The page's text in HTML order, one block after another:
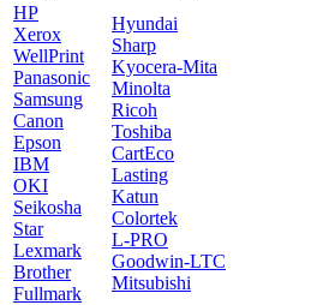
HP
Xerox
WellPrint
Panasonic
Samsung
Canon
Epson
IBM
OKI
Seikosha
Star
Lexmark
Brother
Fullmark
Hyundai
Sharp
Kyocera-Mita
Minolta
Ricoh
Toshiba
CartEco
Lasting
Katun
Colortek
L-PRO
Goodwin-LTC
Mitsubishi